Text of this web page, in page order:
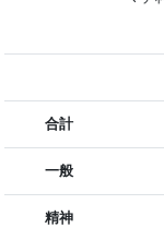
合計
一般
精神